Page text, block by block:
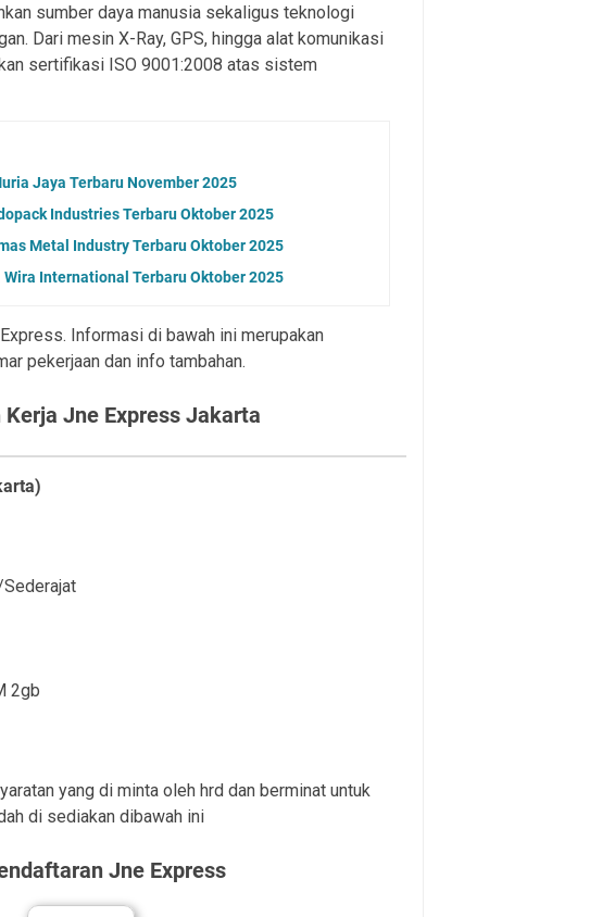
sumber daya manusia sekaligus teknologi
Dari mesin X-Ray, GPS, hingga alat komunikasi
sertifikasi ISO 9001:2008 atas sistem
Jaya Terbaru November 2025
Industries Terbaru Oktober 2025
Metal Industry Terbaru Oktober 2025
International Terbaru Oktober 2025
Informasi di bawah ini merupakan
pekerjaan dan info tambahan.
Kerja Jne Express Jakarta
2gb
yang di minta oleh hrd dan berminat untuk
di sediakan dibawah ini
Jne Express